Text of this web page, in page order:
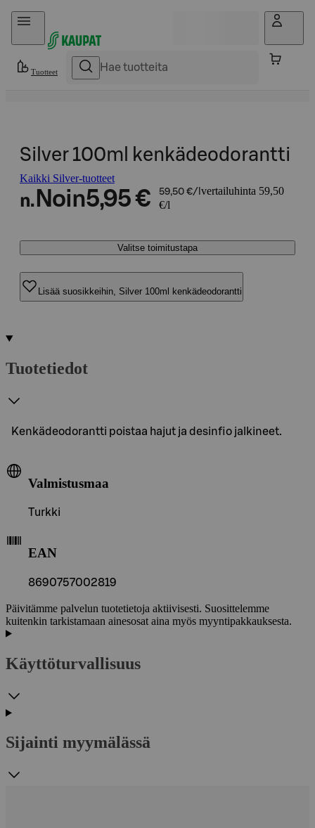
Hyppää sisältöön
Tuotteet
Silver 100ml kenkädeodorantti
Kaikki Silver-tuotteet
n. Noin5,95 € 59,50 €/l vertailuhinta 59,50
€/l
Valitse toimitustapa
Lisää suosikkeihin, Silver 100ml kenkädeodorantti
Tuotetiedot
Kenkädeodorantti poistaa hajut ja desinfio jalkineet.
Valmistusmaa
Turkki
EAN
8690757002819
Päivitämme palvelun tuotetietoja aktiivisesti. Suosittelemme
kuitenkin tarkistamaan ainesosat aina myös myyntipakkauksesta.
Käyttöturvallisuus
Sijainti myymälässä